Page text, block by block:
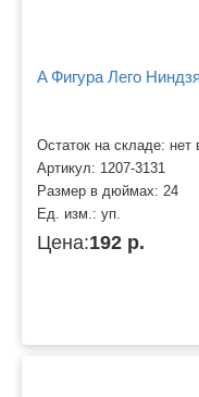
A Фигура Лего
Остаток на складе: нет
Артикул: 1207-3131
Размер в дюймах: 24
Ед. изм.: уп.
Цена:192 р.